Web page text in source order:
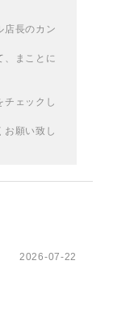
店長のカン
、まことに
チェックし
お願い致し
2026-07-22